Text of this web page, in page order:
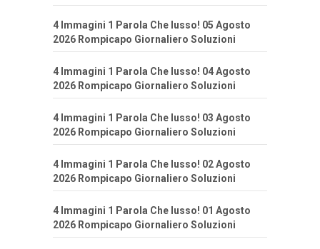
4 Immagini 1 Parola Che lusso! 05 Agosto
2026 Rompicapo Giornaliero Soluzioni
4 Immagini 1 Parola Che lusso! 04 Agosto
2026 Rompicapo Giornaliero Soluzioni
4 Immagini 1 Parola Che lusso! 03 Agosto
2026 Rompicapo Giornaliero Soluzioni
4 Immagini 1 Parola Che lusso! 02 Agosto
2026 Rompicapo Giornaliero Soluzioni
4 Immagini 1 Parola Che lusso! 01 Agosto
2026 Rompicapo Giornaliero Soluzioni